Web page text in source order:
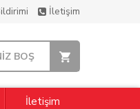
İletişim
BOŞ
İletişim